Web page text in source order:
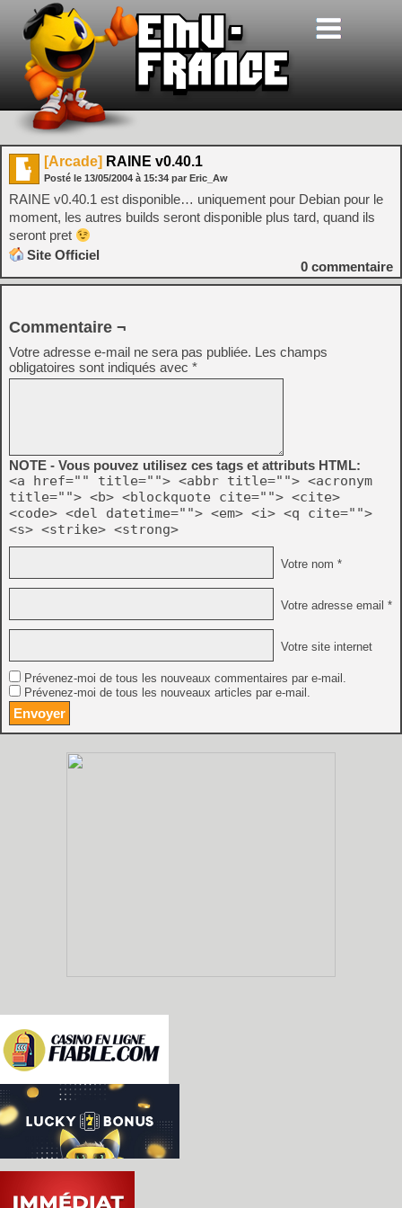
[Arcade] RAINE v0.40.1
Posté le 13/05/2004 à 15:34 par Eric_Aw
RAINE v0.40.1 est disponible… uniquement pour Debian pour le
moment, les autres builds seront disponible plus tard, quand ils
seront pret
Site Officiel
0 commentaire
Commentaire ¬
Votre adresse e-mail ne sera pas publiée. Les champs
obligatoires sont indiqués avec *
NOTE - Vous pouvez utilisez ces tags et attributs HTML:
<a href="" title=""> <abbr title=""> <acronym
title=""> <b> <blockquote cite=""> <cite>
<code> <del datetime=""> <em> <i> <q cite="">
<s> <strike> <strong>
Votre nom *
Votre adresse email *
Votre site internet
Prévenez-moi de tous les nouveaux commentaires par e-mail.
Prévenez-moi de tous les nouveaux articles par e-mail.